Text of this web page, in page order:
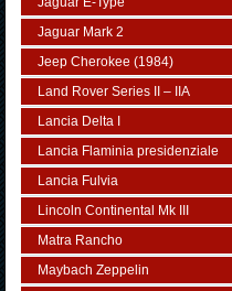
Jaguar Mark 2
Jeep Cherokee (1984)
Land Rover Series II – IIA
Lancia Delta I
Lancia Flaminia presidenziale
Lancia Fulvia
Lincoln Continental Mk III
Matra Rancho
Maybach Zeppelin